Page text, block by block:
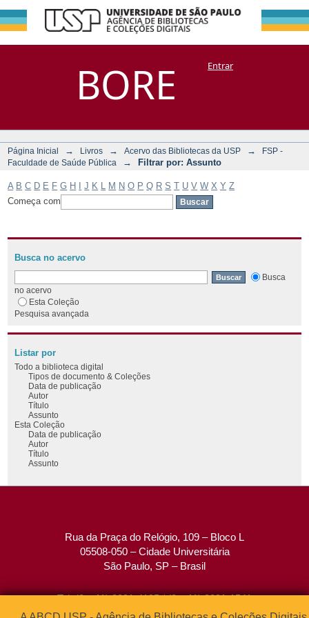
BORE
Filtrar por:
Assunto
DSpace/Manakin + CoriscoEntrar
Página Inicial → Livros → Acervo das Bibliotecas da USP →
FSP -
Faculdade de Saúde Pública
→ Filtrar por: Assunto
A B C D E F G H J K M N O P Q R S T U V W X Y Z
Começa com
Busca no acervo
Busca
no acervo
Esta Coleção
Pesquisa avançada
Listar por
Todo a biblioteca digital
Tipos de documento & Coleções
Data de publicação
Autor
Título
Assunto
Esta Coleção
Data de publicação
Autor
Título
Assunto
Rua da Praça do Relógio, 109 – Bloco L
05508-050 – Cidade Universitária
São Paulo, SP – Brasil
Tel: (0xx11) 3091-4195 / (0xx11) 3091-1541
Fax: (0xx11) 3091-1567